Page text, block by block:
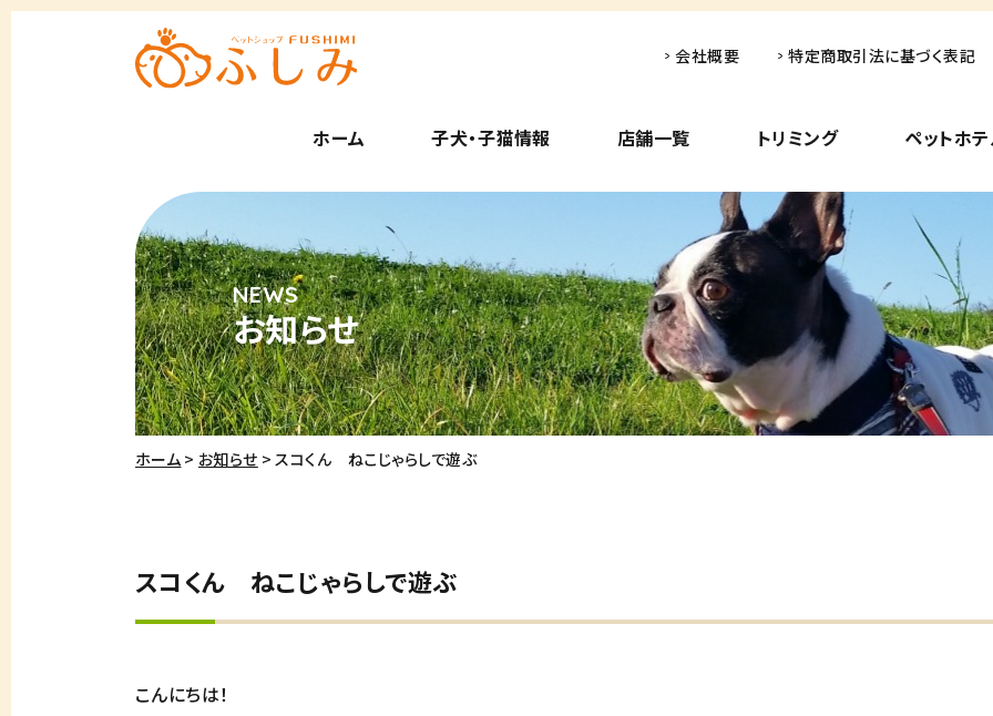
ホーム 子犬・子猫情報 店舗一覧 トリミング ペットホ
会社概要 特定商取引法に基づく表記
お知らせ
ホーム お知らせ スコくん ねこじゃらしで遊ぶ
スコくん ねこじゃらしで遊ぶ
こんにちは！